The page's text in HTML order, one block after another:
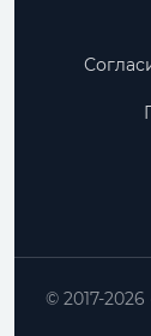
© 2017-2026